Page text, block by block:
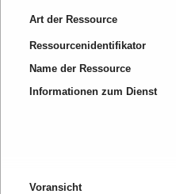
Art der Ressource
Ressourcenidentifikator
Name der Ressource
Informationen zum Dienst
Voransicht